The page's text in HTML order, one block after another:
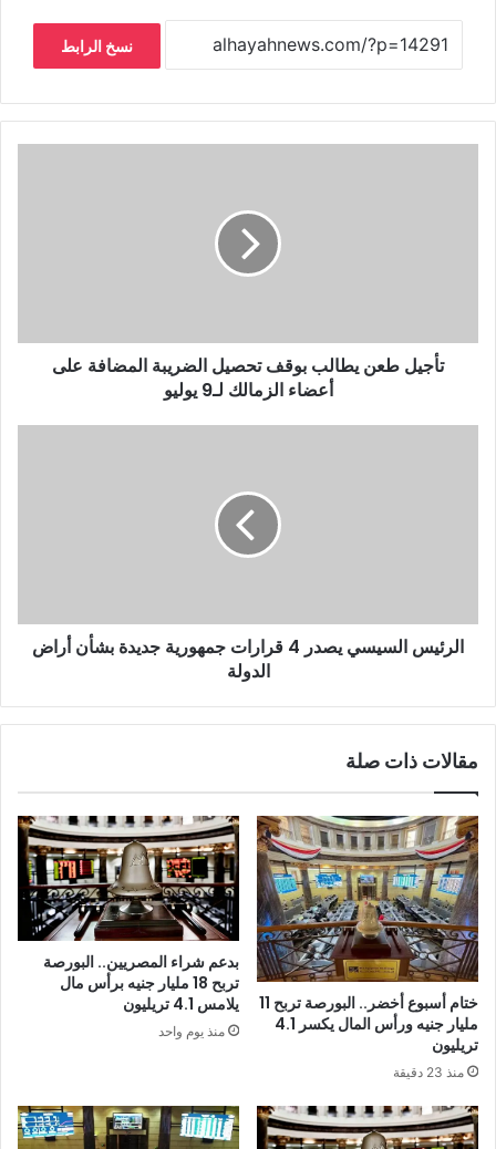
نسخ الرابط
تأجيل طعن يطالب بوقف تحصيل الضريبة المضافة على
أعضاء الزمالك لـ9 يوليو
الرئيس السيسي يصدر 4 قرارات جمهورية جديدة بشأن أراض
الدولة
مقالات ذات صلة
ختام أسبوع أخضر.. البورصة تربح 11
مليار جنيه ورأس المال يكسر 4.1
تريليون
منذ 23 دقيقة
بدعم شراء المصريين.. البورصة
تربح 18 مليار جنيه برأس مال
يلامس 4.1 تريليون
منذ يوم واحد